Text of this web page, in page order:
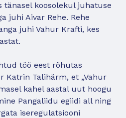
tänasel koosolekul juhatuse
juhi Aivar Rehe. Rehe
juhi Vahur Krafti, kes
töö eest rõhutas
Katrin Talihärm, et „Vahur
kahel aastal uut hoogu
Pangaliidu egiidi all ning
iseregulatsiooni